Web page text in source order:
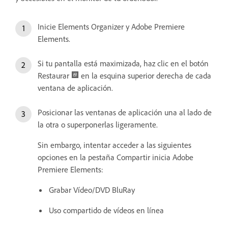
Inicie Elements Organizer y Adobe Premiere
Elements.
Si tu pantalla está maximizada, haz clic en el botón
Restaurar
en la esquina superior derecha de cada
ventana de aplicación.
Posicionar las ventanas de aplicación una al lado de
la otra o superponerlas ligeramente.
Sin embargo, intentar acceder a las siguientes
opciones en la pestaña Compartir inicia Adobe
Premiere Elements:
Grabar Vídeo/DVD BluRay
Uso compartido de vídeos en línea